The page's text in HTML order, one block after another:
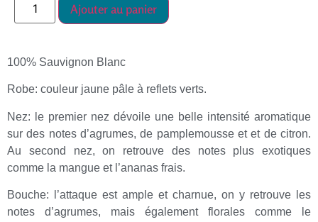
Ajouter au panier
100% Sauvignon Blanc
Robe: couleur jaune pâle à reflets verts.
Nez: le premier nez dévoile une belle intensité aromatique
sur des notes d’agrumes, de pamplemousse et et de citron.
Au second nez, on retrouve des notes plus exotiques
comme la mangue et l’ananas frais.
Bouche: l’attaque est ample et charnue, on y retrouve les
notes d’agrumes, mais également florales comme le